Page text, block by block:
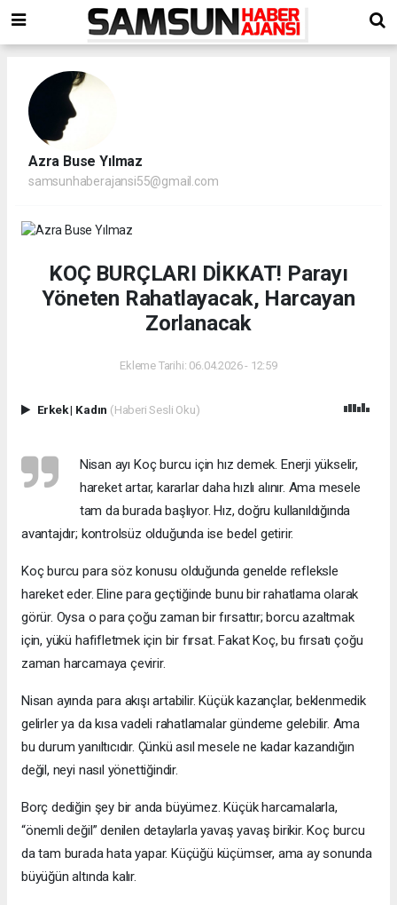
Azra Buse Yılmaz
samsunhaberajansi55@gmail.com
KOÇ BURÇLARI DİKKAT! Parayı
Yöneten Rahatlayacak, Harcayan
Zorlanacak
Ekleme Tarihi: 06.04.2026 - 12:59
Erkek| Kadın (Haberi Sesli Oku)
Nisan ayı Koç burcu için hız demek. Enerji yükselir,
hareket artar, kararlar daha hızlı alınır. Ama mesele
tam da burada başlıyor. Hız, doğru kullanıldığında
avantajdır; kontrolsüz olduğunda ise bedel getirir.
Koç burcu para söz konusu olduğunda genelde refleksle
hareket eder. Eline para geçtiğinde bunu bir rahatlama olarak
görür. Oysa o para çoğu zaman bir fırsattır; borcu azaltmak
için, yükü hafifletmek için bir fırsat. Fakat Koç, bu fırsatı çoğu
zaman harcamaya çevirir.
Nisan ayında para akışı artabilir. Küçük kazançlar, beklenmedik
gelirler ya da kısa vadeli rahatlamalar gündeme gelebilir. Ama
bu durum yanıltıcıdır. Çünkü asıl mesele ne kadar kazandığın
değil, neyi nasıl yönettiğindir.
Borç dediğin şey bir anda büyümez. Küçük harcamalarla,
“önemli değil” denilen detaylarla yavaş yavaş birikir. Koç burcu
da tam burada hata yapar. Küçüğü küçümser, ama ay sonunda
büyüğün altında kalır.